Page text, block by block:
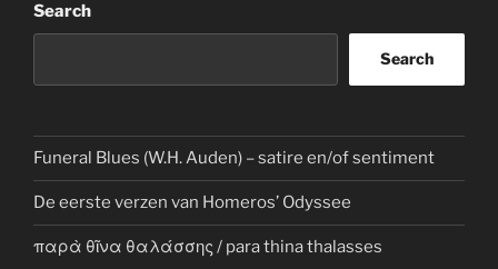
Search
Search
Funeral Blues (W.H. Auden) – satire en/of sentiment
De eerste verzen van Homeros’ Odyssee
παρὰ θῖνα θαλάσσης / para thina thalasses